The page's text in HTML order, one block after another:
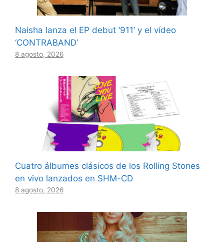
Naisha lanza el EP debut ‘911’ y el vídeo
‘CONTRABAND’
8 agosto, 2026
Cuatro álbumes clásicos de los Rolling Stones
en vivo lanzados en SHM-CD
8 agosto, 2026